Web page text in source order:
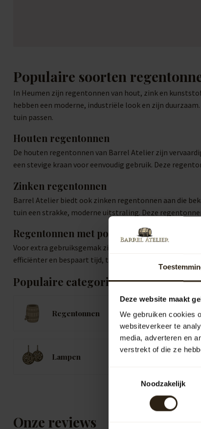
Deze website maakt
We gebruiken cookies
websiteverkeer te
media, adverteren en
verstrekt of die ze
Noodzakelijk
Populaire soorten
In Heumen zijn regentonnen van hout, zink en
hebben een moderne, industriële look en zijn
tuin passen.
Houten regentonnen
De houten regentonnen van Barrel Atelier zijn
een stevige kraan voor eenvoudig gebruik. Deze
Zinken regentonnen
Barrel Atelier biedt ook zinken regentonnen aan die
tuin een strakke, moderne uitstraling. Deze
Regentonnen met pomp of kraan
Voor extra gebruiksgemak zijn er regentonnen
efficiënter en bespaart tijd, terwijl u optimaal profiteert
Populaire categorieën
Regentonnen
Lampen
Onze reviews